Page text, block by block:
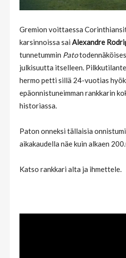
Gremion voittaessa
karsinnoissa sai Alexandre
tunnetummin Pato
julkisuutta itselleen.
hermo petti sillä 24-vuotias
epäonnistuneimman rankkarin
historiassa.
Paton onneksi tällaisia
aikakaudella näe kuin alkaen
Katso rankkari alta ja ihmettele.